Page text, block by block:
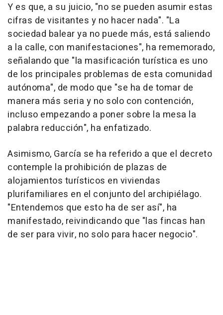
Y es que, a su juicio, "no se pueden asumir estas
cifras de visitantes y no hacer nada". "La
sociedad balear ya no puede más, está saliendo
a la calle, con manifestaciones", ha rememorado,
señalando que "la masificación turística es uno
de los principales problemas de esta comunidad
autónoma", de modo que "se ha de tomar de
manera más seria y no solo con contención,
incluso empezando a poner sobre la mesa la
palabra reducción", ha enfatizado.
Asimismo, García se ha referido a que el decreto
contemple la prohibición de plazas de
alojamientos turísticos en viviendas
plurifamiliares en el conjunto del archipiélago.
"Entendemos que esto ha de ser así", ha
manifestado, reivindicando que "las fincas han
de ser para vivir, no solo para hacer negocio".